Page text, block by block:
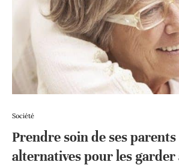
Société
Prendre soin de ses parents
alternatives pour les garder